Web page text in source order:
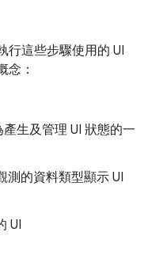
行這些步驟使用的 UI
念：
生及管理 UI 狀態的一
測的資料類型顯示 UI
UI